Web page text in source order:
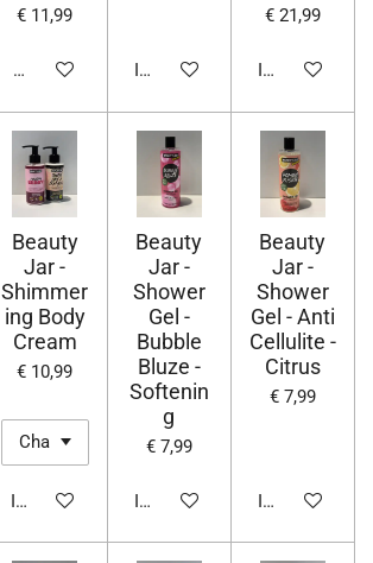
€ 11,99
Houd mij op de hoogte
In winkelwagen
€ 21,99
In
Beauty
Jar -
Shimmer
ing Body
Cream
€ 10,99
In winkelwagen
Beauty
Jar -
Shower
Gel -
Bubble
Bluze -
Softenin
g
€ 7,99
In winkelwagen
Beauty
Jar -
Shower
Gel - Anti
Cellulite -
Citrus
€ 7,99
In